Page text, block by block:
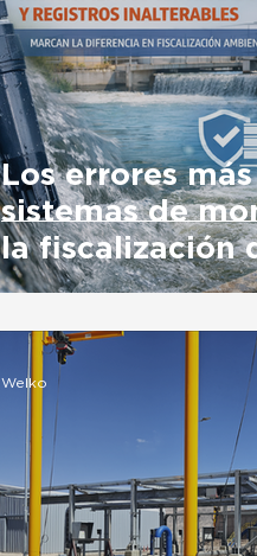
Los errores
sistemas de
la fiscalización
Welko